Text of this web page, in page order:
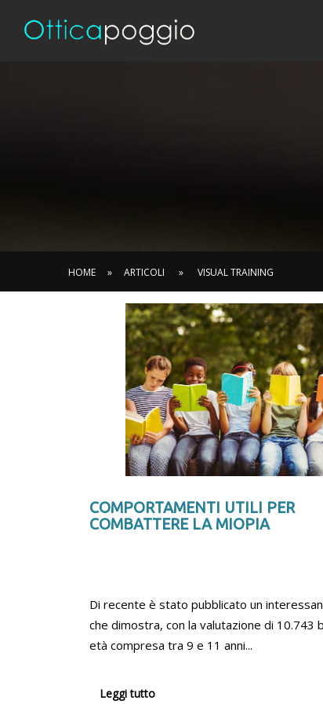
HOME » ARTICOLI » VISUAL TRAINING
COMPORTAMENTI UTILI PER
COMBATTERE LA MIOPIA
Di recente è stato pubblicato un
che dimostra, con la valutazione di 10.743
età compresa tra 9 e 11 anni...
Leggi tutto